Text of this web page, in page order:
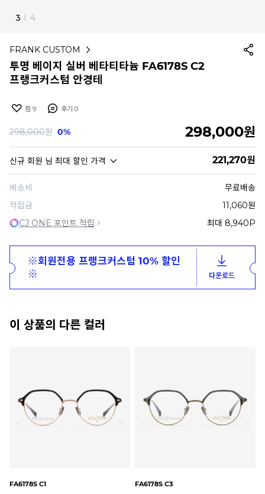
4 I 4
FRANK CUSTOM
투명 베이지 실버 베타티타늄 FA6178S C2
프랭크커스텀 안경테
찜 9 후기 0
298,000원 0% 298,000원
신규 회원 님 최대 할인 가격 221,270원
배송비
무료배송
적립금
11,060원
CJ ONE 포인트 적립
최대 8,940P
※회원전용 프랭크커스텀 10% 할인
※
다운로드
이 상품의 다른 컬러
FA6178S C1 FA6178S C3